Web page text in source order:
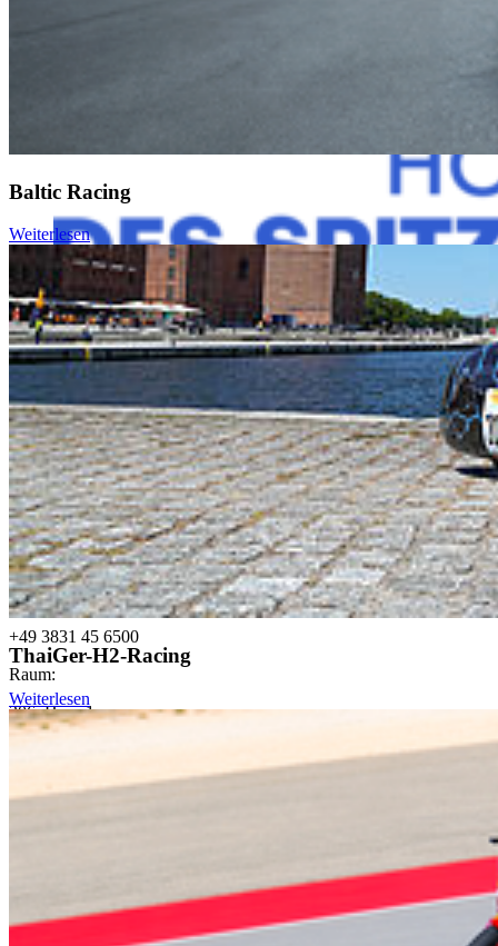
Baltic Racing
Weiterlesen
ThaiGer-H2-Racing
Weiterlesen
Prof. Dr. rer. pol.
Ralph Sonntag
Rektor
Tel:
+49 3831 45 6500
Raum:
206, Haus 1
Ralph.Sonntag@hochschule-stralsund.de